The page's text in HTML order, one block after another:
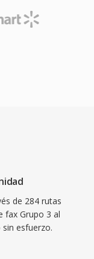
de 284 rutas
fax Grupo 3 al
esfuerzo.